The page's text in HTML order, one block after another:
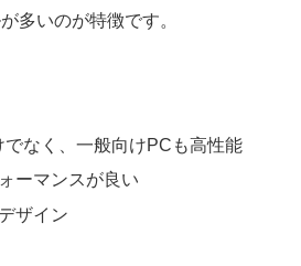
多いのが特徴です。
なく、一般向けPCも高性能
ーマンスが良い
ザイン